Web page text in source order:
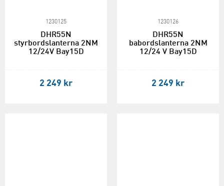
1230125
DHR55N
styrbordslanterna 2NM
12/24V Bay15D
2 249 kr
1230126
DHR55N
babordslanterna 2NM
12/24 V Bay15D
2 249 kr